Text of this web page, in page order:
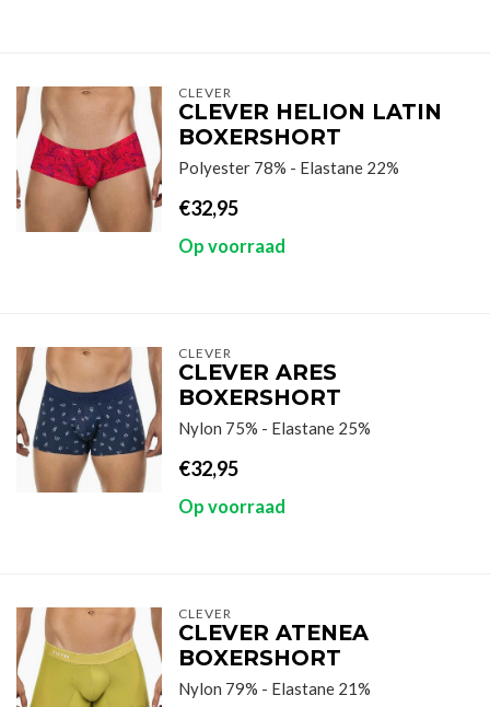
CLEVER
CLEVER HELION LATIN
BOXERSHORT
Polyester 78% - Elastane 22%
€32,95
Op voorraad
CLEVER
CLEVER ARES
BOXERSHORT
Nylon 75% - Elastane 25%
€32,95
Op voorraad
CLEVER
CLEVER ATENEA
BOXERSHORT
Nylon 79% - Elastane 21%